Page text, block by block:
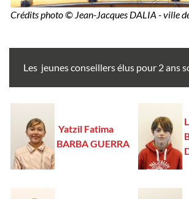
Crédits photo © Jean-Jacques DALIA - ville
Les jeunes conseillers élus pour 2 ans
Yatzil Fatima
BARBA GUERRA